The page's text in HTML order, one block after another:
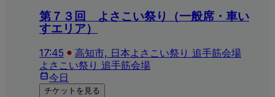
第７３回 よさこい祭り（一般席・車い
すエリア）
17:45 高知市, 日本よさこい祭り 追手筋会場
よさこい祭り 追手筋会場
今日
チケットを見る